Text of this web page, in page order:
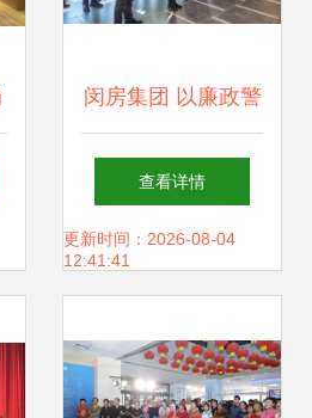
闵房集团 以廉政警
示教育为抓手，夯
实文化场馆管理服
查看详情
更新时间：2026-08-04
12:41:41